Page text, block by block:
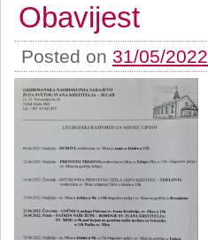
Obavijest
Posted on 31/05/2022